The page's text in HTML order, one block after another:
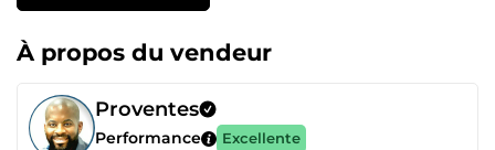
À propos du vendeur
Proventes
Performance Excellente